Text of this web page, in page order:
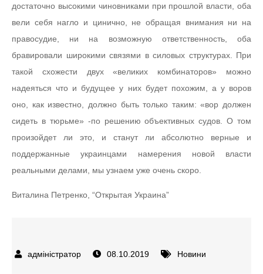
достаточно высокими чиновниками при прошлой власти, оба
вели себя нагло и цинично, не обращая внимания ни на
правосудие, ни на возможную ответственность, оба
бравировали широкими связями в силовых структурах. При
такой схожести двух «великих комбинаторов» можно
надеяться что и будущее у них будет похожим, а у воров
оно, как известно, должно быть только таким: «вор должен
сидеть в тюрьме» -по решению объективных судов. О том
произойдет ли это, и станут ли абсолютно верные и
поддержанные украинцами намерения новой власти
реальными делами, мы узнаем уже очень скоро.
Виталина Петренко, “Открытая Украина”
08.10.2019 Новини